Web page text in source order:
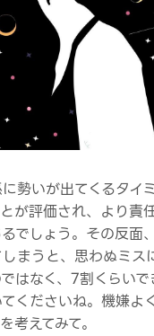
勢いが出てくるタイ
が評価され、より責
でしょう。その反面
まうと、思わぬミス
はなく、7割くらい
くださいね。機嫌よ
考えてみて。